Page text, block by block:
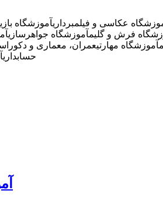
عکاسی و فیلمبرداریآموزشگاه
فرش و گلیمآموزشگاه جواهرسازی
آموزشگاه مهارتیعمران، معماری و
حسابداری